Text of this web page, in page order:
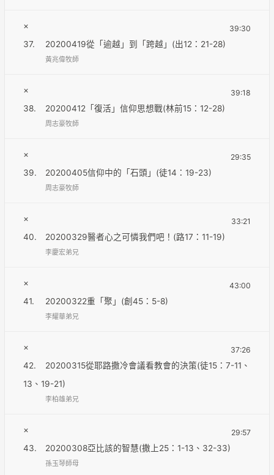
×
37.
20200419從「逾越」到「跨越」(出12：21-28)
39:30
黃兆偉牧師
×
38.
20200412「復活」信仰思想戰(林前15：12-28)
39:18
周志豪牧師
×
39.
20200405信仰中的「石頭」(徒14：19-23)
29:35
周志豪牧師
×
40.
20200329醫者心之可憐我們吧！(路17：11-19)
33:21
李慶宏弟兄
×
41.
20200322重「聚」(創45：5-8)
43:00
李耀華弟兄
×
42.
20200315從耶路撒冷會議看教會的決策(徒15：7-11、
13、19-21)
37:26
李柏雄弟兄
×
43.
20200308亞比該的智慧(撒上25：1-13、32-33)
29:57
孫玉琴師母